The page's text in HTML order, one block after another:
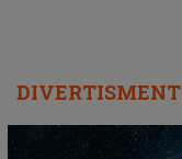
DIVERTISMENT